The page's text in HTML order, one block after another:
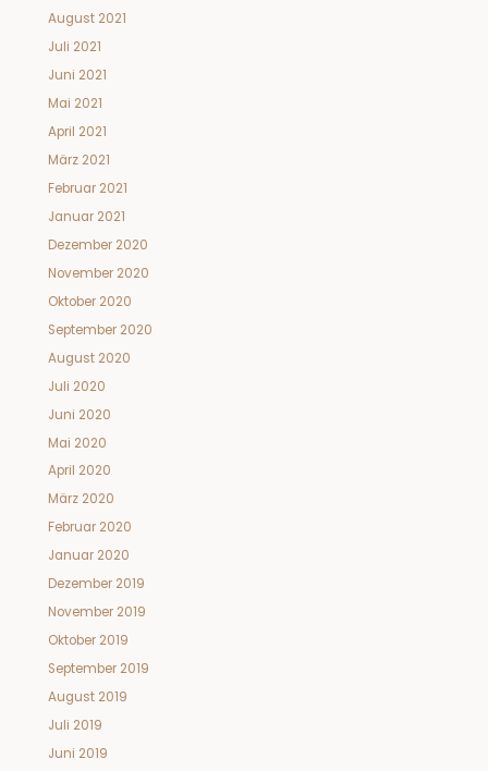
August 2021
Juli 2021
Juni 2021
Mai 2021
April 2021
März 2021
Februar 2021
Januar 2021
Dezember 2020
November 2020
Oktober 2020
September 2020
August 2020
Juli 2020
Juni 2020
Mai 2020
April 2020
März 2020
Februar 2020
Januar 2020
Dezember 2019
November 2019
Oktober 2019
September 2019
August 2019
Juli 2019
Juni 2019